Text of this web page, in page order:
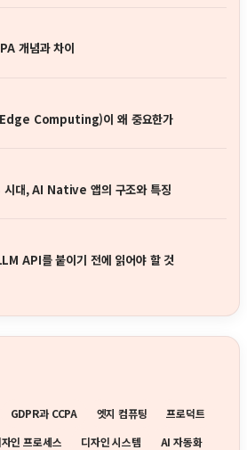
개념과 차이
Computing)이 왜 중요한가
대, AI Native 앱의 구조와 특징
API를 붙이기 전에 읽어야 할 것
GDPR과 CCPA 엣지 컴퓨팅
프로덕트
인 프로세스 디자인 시스템
AI 자동화